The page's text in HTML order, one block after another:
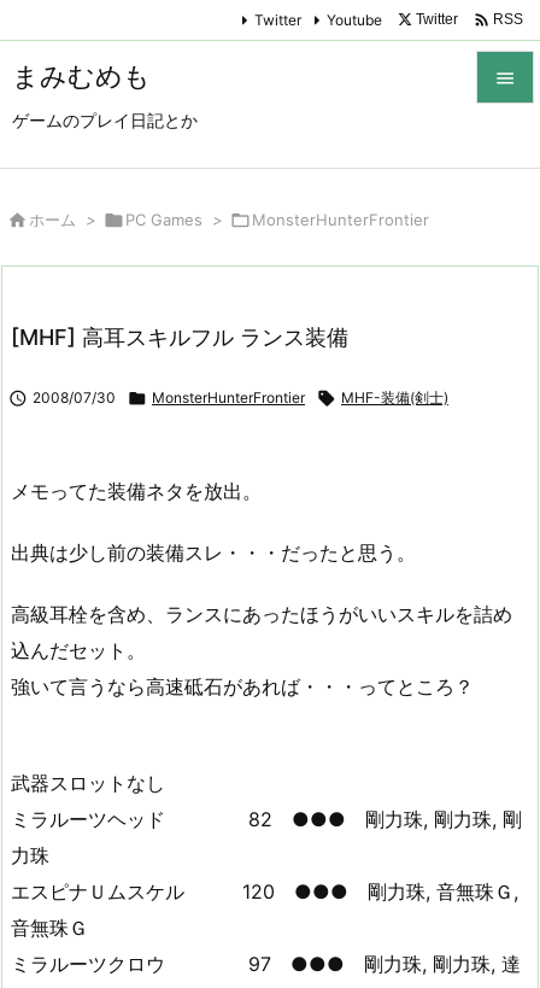
まみむめも
ゲームのプレイ日記とか

Twitter Youtube Twitter  RSS
 ホーム > PC Games > MonsterHunterFrontier
[MHF] 高耳スキルフル ランス装備
 2008/07/30  MonsterHunterFrontier  MHF-装備(剣士)
メモってた装備ネタを放出。
出典は少し前の装備スレ・・・だったと思う。
高級耳栓を含め、ランスにあったほうがいいスキルを詰め
込んだセット。
強いて言うなら高速砥石があれば・・・ってところ？
武器スロットなし
ミラルーツヘッド 82 ●●● 剛力珠, 剛力珠, 剛
力珠
エスピナＵムスケル 120 ●●● 剛力珠, 音無珠Ｇ,
音無珠Ｇ
ミラルーツクロウ 97 ●●● 剛力珠, 剛力珠, 達